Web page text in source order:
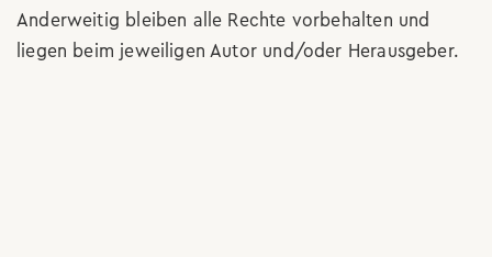
Anderweitig bleiben alle Rechte vorbehalten und
liegen beim jeweiligen Autor und/oder Herausgeber.